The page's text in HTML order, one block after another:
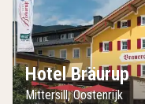
Hotel Bräurup
Mittersill, Oostenrijk